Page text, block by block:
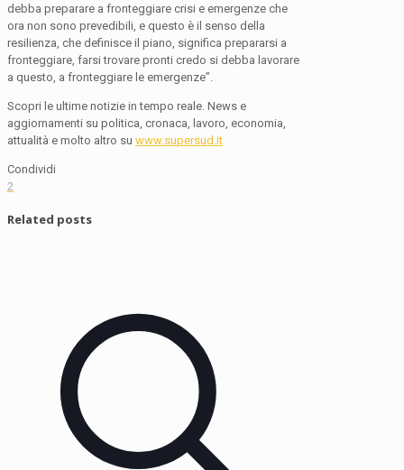
debba preparare a fronteggiare crisi e emergenze che
ora non sono prevedibili, e questo è il senso della
resilienza, che definisce il piano, significa prepararsi a
fronteggiare, farsi trovare pronti credo si debba lavorare
a questo, a fronteggiare le emergenze”.
Scopri le ultime notizie in tempo reale. News e
aggiornamenti su politica, cronaca, lavoro, economia,
attualità e molto altro su www.supersud.it
Condividi
2
Related posts